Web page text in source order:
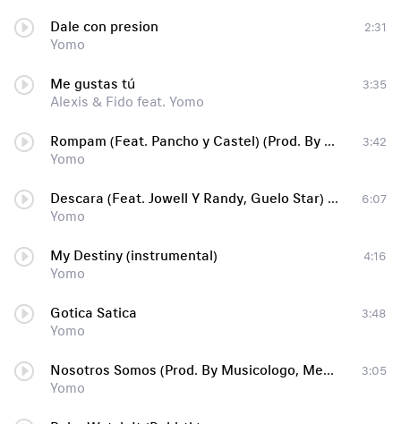
Dale con presion
Yomo
2:31
Me gustas tú
Alexis & Fido feat. Yomo
3:35
Rompam (Feat. Pancho y Castel) (Prod. By Onell Flow & Santana ''The Golden Boy'')
Yomo
3:42
Descara (Feat. Jowell Y Randy, Guelo Star) (Remix)
Yomo
6:07
My Destiny (instrumental)
Yomo
4:16
Gotica Satica
Yomo
3:48
Nosotros Somos (Prod. By Musicologo, Menes, Jeffra & AG ''La Voz'')
Yomo
3:05